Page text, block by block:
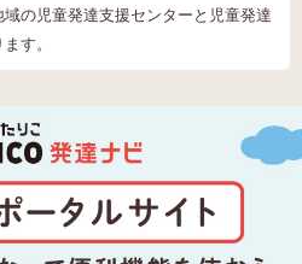
の児童発達支援センターと児童発達
す。